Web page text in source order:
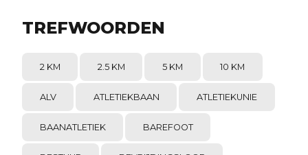
TREFWOORDEN
2 KM 2.5 KM 5 KM 10 KM
ALV ATLETIEKBAAN ATLETIEKUNIE
BAANATLETIEK BAREFOOT